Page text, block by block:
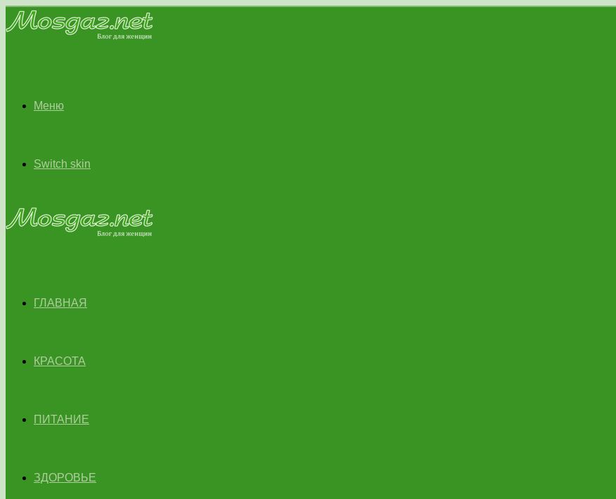
Меню
Switch skin
ГЛАВНАЯ
КРАСОТА
ПИТАНИЕ
ЗДОРОВЬЕ